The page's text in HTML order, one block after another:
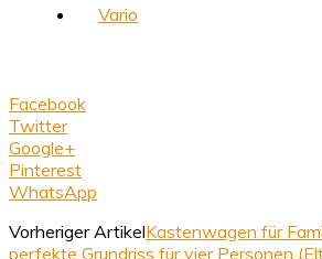
Vario
Facebook
Twitter
Google+
Pinterest
WhatsApp
Vorheriger ArtikelKastenwagen für
perfekte Grundriss für vier Personen